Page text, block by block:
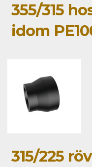
355/315
idom
315/225